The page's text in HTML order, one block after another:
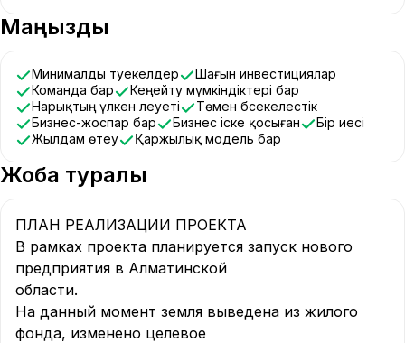
Маңызды
Минималды тәуекелдер
Шағын инвестициялар
Команда бар
Кеңейту мүмкіндіктері бар
Нарықтың үлкен әлеуеті
Төмен бәсекелестік
Бизнес-жоспар бар
Бизнес іске қосыған
Бір иесі
Жылдам өтеу
Қаржылық модель бар
Жоба туралы
ПЛАН РЕАЛИЗАЦИИ ПРОЕКТА
В рамках проекта планируется запуск нового
предприятия в Алматинской
области.
На данный момент земля выведена из жилого
фонда, изменено целевое